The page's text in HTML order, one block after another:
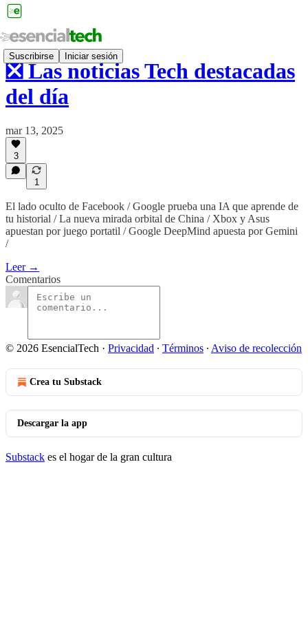
Suscribirse Iniciar sesión
❎ Las noticias Tech destacadas
del día
mar 13, 2025
3
1
El lado oculto de Facebook / Google prueba una IA que aprende de
tu historial / La nueva mirada orbital de China / Xbox y Asus
apuestan por juego portatil / Google DeepMind apuesta por Gemini
/
Leer →
Comentarios
© 2026 EsencialTech · Privacidad ∙ Términos ∙ Aviso de recolección
Crea tu Substack
Descargar la app
Substack es el hogar de la gran cultura